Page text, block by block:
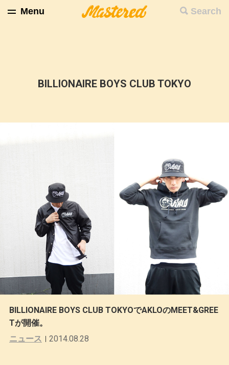
Search
Menu
BILLIONAIRE BOYS CLUB TOKYO
BILLIONAIRE BOYS CLUB TOKYOでAKLOのMEET&GREE
Tが開催。
ニュース
2014.08.28